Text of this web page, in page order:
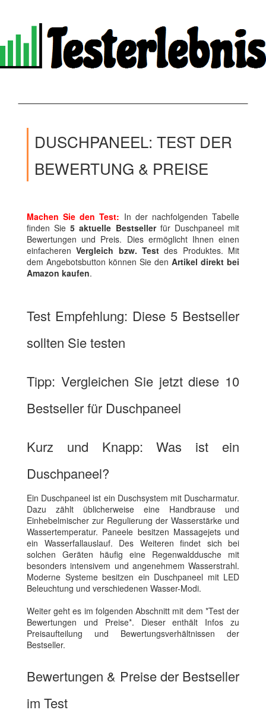
DUSCHPANEEL: TEST DER
BEWERTUNG & PREISE
Machen Sie den Test: In der nachfolgenden Tabelle
finden Sie 5 aktuelle Bestsellerfür Duschpaneel mit
Bewertungen und Preis. Dies ermöglicht Ihnen einen
einfacherenVergleich bzw. Test des Produktes. Mit
dem Angebotsbutton können Sie den Artikel direkt bei
Amazon kaufen.
Test Empfehlung: Diese 5 Bestseller
sollten Sie testen
Tipp: Vergleichen Sie jetzt diese 10
Bestseller für Duschpaneel
Kurz und Knapp: Was ist ein
Duschpaneel?
Ein Duschpaneel ist ein Duschsystem mit Duscharmatur.
Dazu zählt üblicherweise eine Handbrause und
Einhebelmischer zur Regulierung der Wasserstärke und
Wassertemperatur. Paneele besitzen Massagejets und
ein Wasserfallauslauf. Des Weiteren findet sich bei
solchen Geräten häufig eine Regenwalddusche mit
besonders intensivem und angenehmem Wasserstrahl.
Moderne Systeme besitzen ein Duschpaneel mit LED
Beleuchtung und verschiedenen Wasser-Modi.
Weiter geht es im folgenden Abschnitt mit dem *Test der
Bewertungen und Preise*. Dieser enthält Infos zu
Preisaufteilung und Bewertungsverhältnissen der
Bestseller.
Bewertungen & Preise der Bestseller
im Test